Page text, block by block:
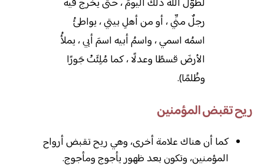
رجلٌ منِّي ، أو من أهلِ بيتي ، يواطئُ
اسمُه اسمي ، واسمُ أبيه اسمَ أبي ، يملأُ
الأرضَ قسطًا وعدلًا ، كما مُلِئَتْ جَورًا
وظُلمًا).
ريح تقبض المؤمنين
كما أن هناك علامة أخرى، وهي ريح تقبض أرواح
المؤمنين، وتكون بعد ظهور يأجوج ومأجوج.